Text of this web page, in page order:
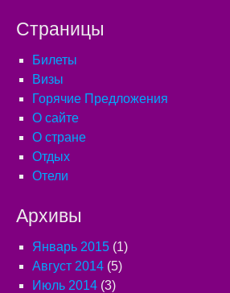
Страницы
Билеты
Визы
Горячие Предложения
О сайте
О стране
Отдых
Отели
Архивы
Январь 2015 (1)
Август 2014 (5)
Июль 2014 (3)